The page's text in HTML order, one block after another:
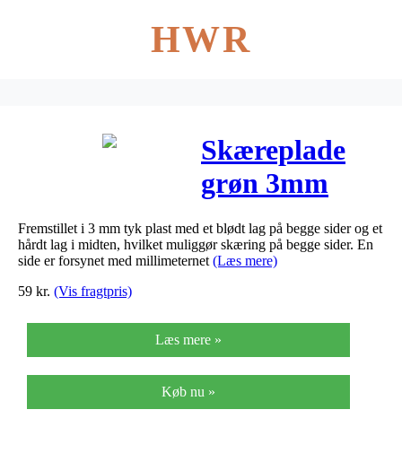
HWR
Skæreplade
grøn 3mm
plast
210x300mm
Fremstillet i 3 mm tyk plast med et blødt lag på begge sider og et
hårdt lag i midten, hvilket muliggør skæring på begge sider. En
side er forsynet med millimeternet (Læs mere)
59 kr. (Vis fragtpris)
Læs mere »
Køb nu »